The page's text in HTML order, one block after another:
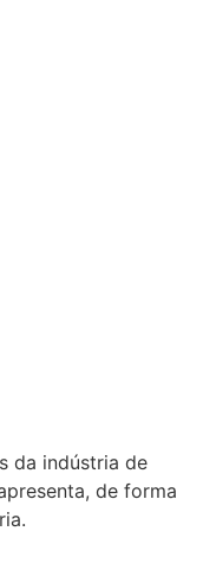
da indústria de
de forma